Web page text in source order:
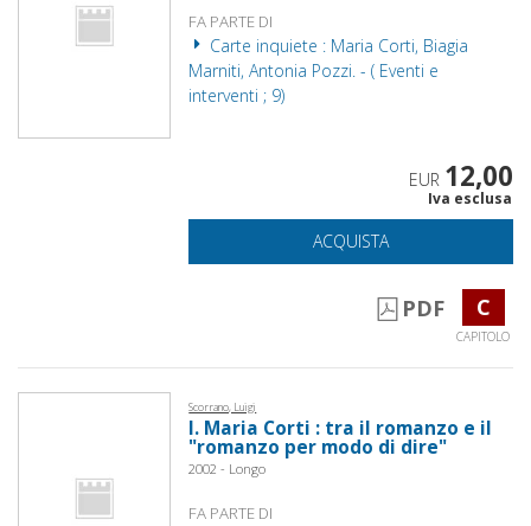
FA PARTE DI
Carte inquiete : Maria Corti, Biagia
Marniti, Antonia Pozzi. - ( Eventi e
interventi ; 9)
EUR 12,00
Iva esclusa
ACQUISTA
PDF C
CAPITOLO
Scorrano, Luigi
I. Maria Corti : tra il romanzo e il
"romanzo per modo di dire"
2002 - Longo
FA PARTE DI